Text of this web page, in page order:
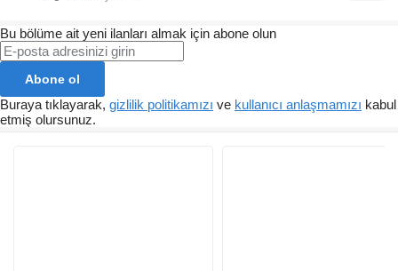
Bu bölüme ait yeni ilanları almak için abone olun
Abone ol
Buraya tıklayarak, gizlilik politikamızı ve kullanıcı anlaşmamızı kabul
etmiş olursunuz.